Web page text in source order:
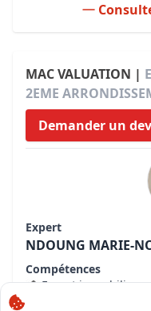
MAC VALUATION |
2EME
Demander un
Expert
NDOUNG MARIE-
Compétences
Expert immobilier